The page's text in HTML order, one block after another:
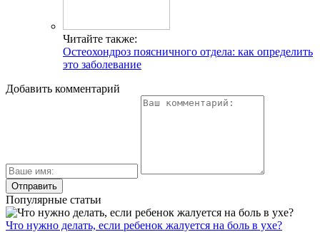
Читайте также:
Остеохондроз поясничного отдела: как определить
это заболевание
Добавить комментарий
Популярные статьи
Что нужно делать, если ребенок жалуется на боль в ухе?